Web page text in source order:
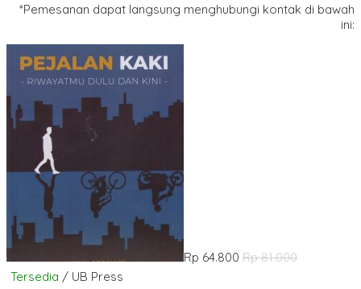
*Pemesanan dapat langsung menghubungi kontak di bawah
ini:
Rp 64.800 Rp 81.000
Tersedia / UB Press